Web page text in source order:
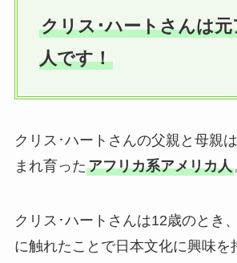
クリス･ハートさんは
人です！
クリス･ハートさんの父親と母親
まれ育ったアフリカ系アメリカ人
クリス･ハートさんは12歳のとき
に触れたことで日本文化に興味を